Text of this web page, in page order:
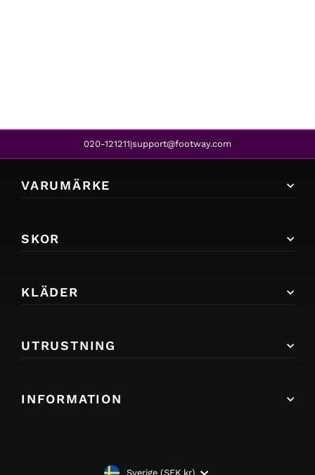
020-121211|support@footway.com
VARUMÄRKE
SKOR
KLÄDER
UTRUSTNING
INFORMATION
Sverige (SEK kr)